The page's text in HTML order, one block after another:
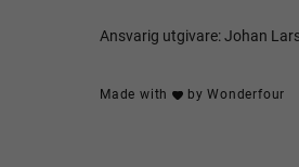
Ansvarig utgivare: Johan
Made with byWonderfour